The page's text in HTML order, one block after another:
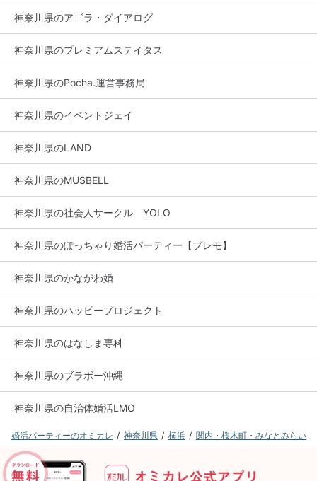
神奈川県のアゴラ・ダイアログ
神奈川県のプレミアムステイタス
神奈川県のPocha.運営事務局
神奈川県のイベントジェイ
神奈川県のLAND
神奈川県のMUSBELL
神奈川県の社会人サークル YOLO
神奈川県のぽっちゃり婚活パーティー【プレモ】
神奈川県のかながわ婚
神奈川県のハッピープロジェクト
神奈川県のはなしま専科
神奈川県のブラボー沖縄
神奈川県の自治体婚活LMO
婚活パーティーのオミカレ 神奈川県 横浜 関内・桜木町・みなとみらい